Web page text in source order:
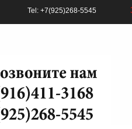
Tel: +7(925)268-5545